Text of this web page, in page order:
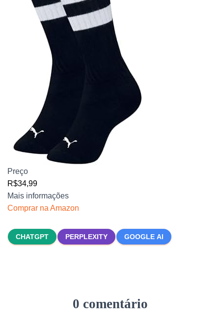
Preço
R$34,99
Mais informações
Comprar na Amazon
CHATGPT PERPLEXITY GOOGLE AI
0 comentário